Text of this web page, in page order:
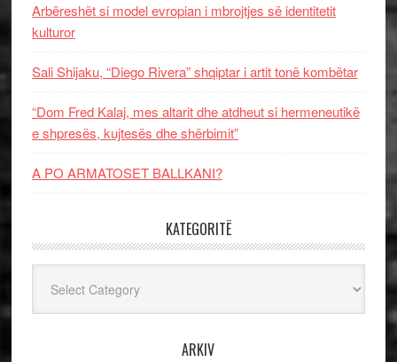
Arbëreshët si model evropian i mbrojtjes së identitetit
kulturor
Sali Shijaku, “Diego Rivera” shqiptar i artit tonë kombëtar
“Dom Fred Kalaj, mes altarit dhe atdheut si hermeneutikë
e shpresës, kujtesës dhe shërbimit”
A PO ARMATOSET BALLKANI?
KATEGORITË
ARKIV